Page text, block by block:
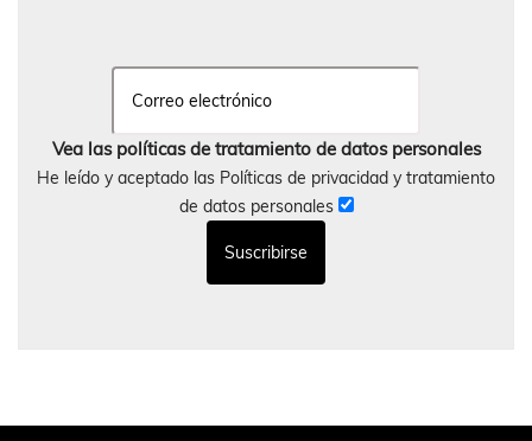
Vea las políticas de tratamiento de datos personales
He leído y aceptado las Políticas de privacidad y tratamiento
de datos personales